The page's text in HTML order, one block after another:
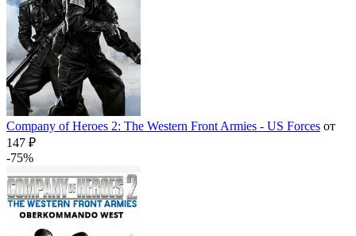
Company of Heroes 2: The Western Front Armies - US Forces от
147 ₽
-75%